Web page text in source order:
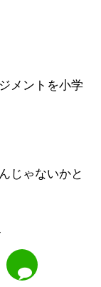
メントを小学
じゃないかと